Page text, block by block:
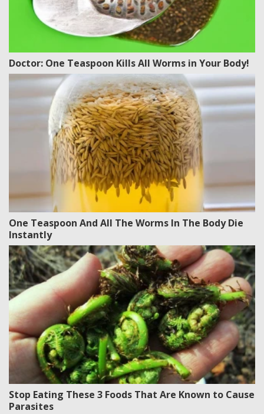
Doctor: One Teaspoon Kills All Worms in Your Body!
One Teaspoon And All The Worms In The Body Die
Instantly
Stop Eating These 3 Foods That Are Known to Cause
Parasites